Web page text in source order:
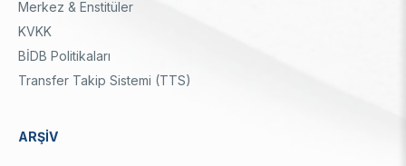
Merkez & Enstitüler
KVKK
BİDB Politikaları
Transfer Takip Sistemi (TTS)
ARŞİV